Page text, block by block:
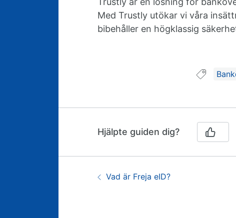
Med Trustly utökar vi våra
bibehåller en högklassig
Hjälpte guiden dig?
Guidenavigering
Föregående:
Vad är Freja eID?